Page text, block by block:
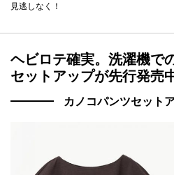
見逃しなく！
ヘビロテ確実。洗濯機で
セットアップが先行発売
カノコパンツセット